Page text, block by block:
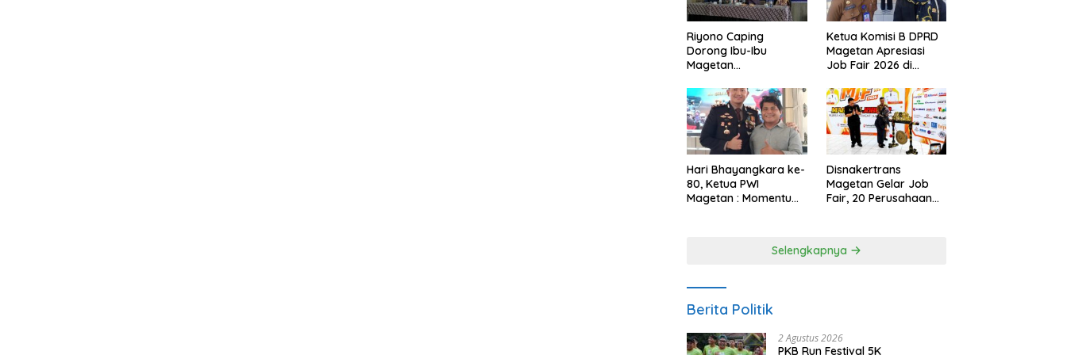
Riyono Caping
Dorong Ibu-Ibu
Magetan
Ikan, Perkuat Budaya
Gemar Makan Ikan
Ketua Komisi B DPRD
Magetan Apresiasi
Job Fair 2026 di
Anggaran
Hari Bhayangkara ke-
80, Ketua PWI
Magetan : Momentum
Disnakertrans
Magetan Gelar Job
Fair, 20 Perusahaan
Selengkapnya
Berita Politik
2 Agustus 2026
PKB Run Festival 5K